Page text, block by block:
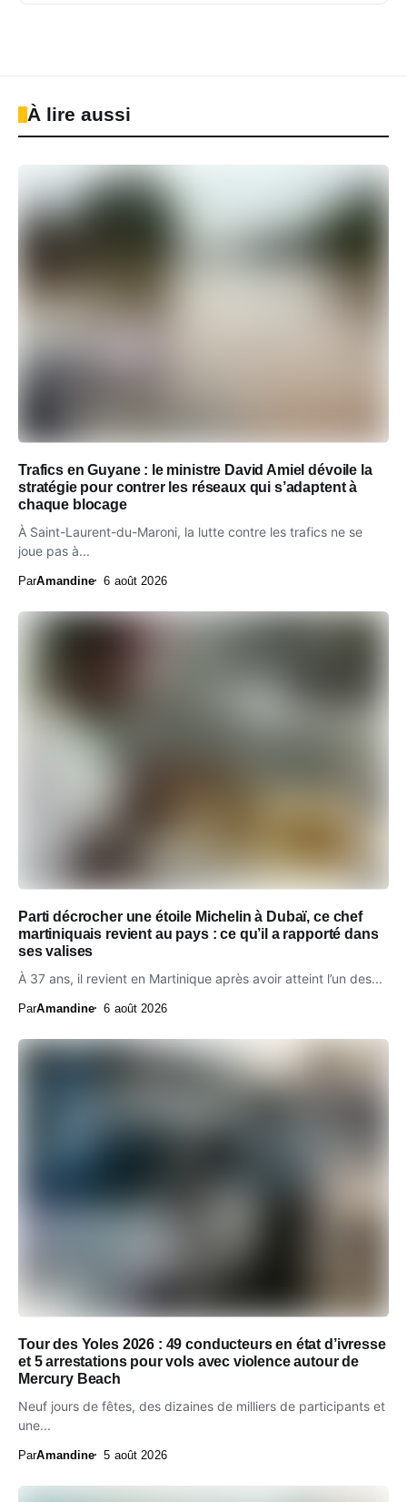
À lire aussi
Trafics en Guyane : le ministre David Amiel dévoile la
stratégie pour contrer les réseaux qui s’adaptent à
chaque blocage
À Saint-Laurent-du-Maroni, la lutte contre les trafics ne se
joue pas à...
ParAmandine 6 août 2026
Parti décrocher une étoile Michelin à Dubaï, ce chef
martiniquais revient au pays : ce qu’il a rapporté dans
ses valises
À 37 ans, il revient en Martinique après avoir atteint l’un des...
ParAmandine 6 août 2026
Tour des Yoles 2026 : 49 conducteurs en état d’ivresse
et 5 arrestations pour vols avec violence autour de
Mercury Beach
Neuf jours de fêtes, des dizaines de milliers de participants et
une...
ParAmandine 5 août 2026